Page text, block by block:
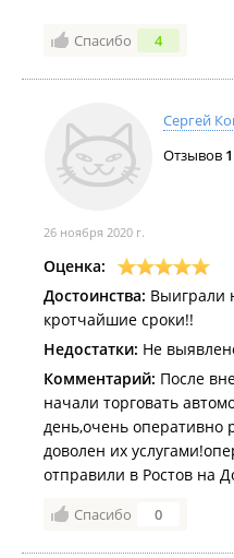
Спасибо 4
Сергей
Отзывов 1
26 ноября 2020 г.
Оценка:
Достоинства: Выиграли
кротчайшие сроки!!
Недостатки: Не
Комментарий: После
начали торговать
день,очень оперативно
доволен их
отправили в Ростов на
Спасибо 0